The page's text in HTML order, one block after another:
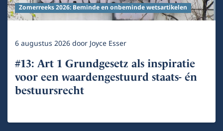
Zomerreeks 2026: Beminde en onbeminde wetsartikelen
6 augustus 2026doorJoyce Esser
#13: Art 1 Grundgesetz als inspiratie
voor een waardengestuurd staats- én
bestuursrecht